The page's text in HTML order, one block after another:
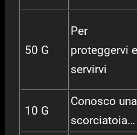
50 G
Per
proteggervi e
servirvi
10 G
Conosco una
scorciatoia…